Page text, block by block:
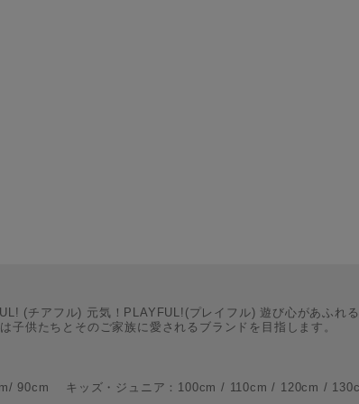
(チアフル) 元気！PLAYFUL!(プレイフル) 遊び心があふれる
子供たちとそのご家族に愛されるブランドを目指します。
90cm キッズ・ジュニア：100cm / 110cm / 120cm /